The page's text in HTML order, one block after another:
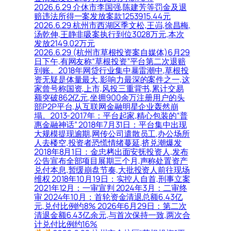
2026.6.29 介休市李国强,陈建芳等罚金及退
赔违法所得一案发放案款1253915.44元
2026.6.29 杭州市西湖区季文松,王岿,徐昌梅,
汤乾伸,王静非吸案执行到位3028万元,本次
发放2149.02万元
2026.6.29 (杭州市草根投资案自媒体)6月29
日下午,有网友称“草根投资”平台第二次退赔
到账。2018年网贷行业集中暴雷潮中,草根投
资无疑是体量最大,影响力最深的案件之一,这
家曾号称国资,上市,风投三重背书,累计交易
额突破862亿元,坐拥900余万注册用户的头
部P2P平台,从互联网金融明星企业轰然崩
塌。2013-2017年：平台起家,精心包装的“普
惠金融神话” 2018年7月31日：平台集中出现
大规模提现逾期,网传公司遣散员工,办公场所
人去楼空,投资者恐慌情绪蔓延,挤兑潮爆发
2018年8月1日：金忠栲出面安抚投资人,发布
公告宣布全部项目展期三个月,声称处置资产
兑付本息,暂缓崩盘节奏,大批投资人前往现场
维权 2018年10月19日：实控人自首,刑事立案
2021年12月：一审宣判 2024年3月：二审终
审 2024年10月：首轮资金清退总额6.43亿
元,兑付比例约8% 2026年6月29日：第二次
清退金额6.43亿余元,与首次保持一致,两次合
计兑付比例约16%